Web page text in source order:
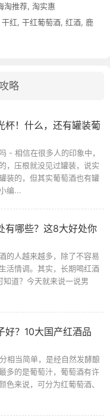
淘推荐, 淘实惠
干红, 干红葡萄酒, 红酒, 鹿
略
杯！什么，还有罐装葡
- 相信在很多人的印象中，
，压根就没见过罐装，说实
装的，但其实葡萄酒也有罐
编...
有哪些？这8大好处你
的人越来越多，除了不容易
活情调。其实，长期喝红酒
道？今天就来说一说男
好？10大国产红酒品
相当简单，是经自然发酵酿
多的是葡萄汁，葡萄酒有许
色来说，可分为红葡萄酒、